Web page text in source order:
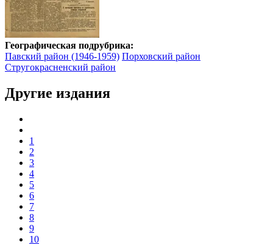
Географическая подрубрика:
Павский район (1946-1959) Порховский район
Стругокрасненский район
Другие издания
1
2
3
4
5
6
7
8
9
10